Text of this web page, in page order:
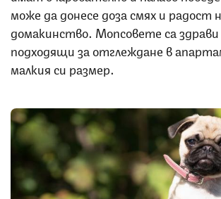
може да донесе доза смях и радост
домакинство. Мопсовете са
подходящи за отглеждане в
малкия си размер.